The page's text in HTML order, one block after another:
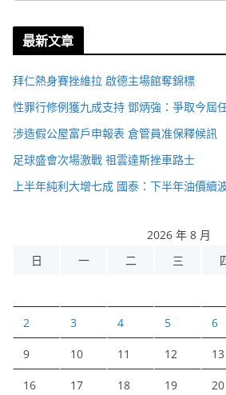
最新文章
拜仁熱身賽挫維拉 啟德主場館奪錦標
性罪行修例獲九成支持 鄧炳強：爭取今屆
涉造假公屋富戶申報表 倉管員准保釋候訊
足球盛會次場激戰 祖雲達斯挫車路士
上半年純利大增七成 國泰：下半年油價續
2026 年 8 月
日
一 二 三
2 3 4 5 6
9 10 11 12 13
16 17 18 19 20